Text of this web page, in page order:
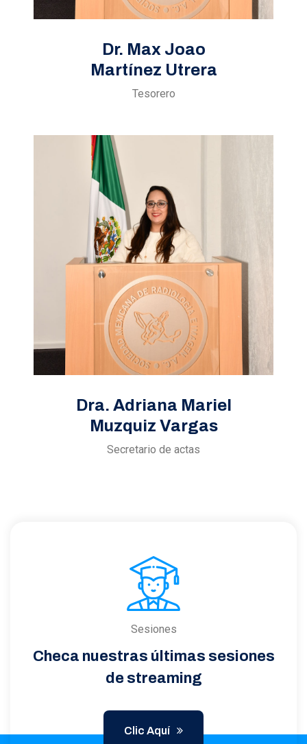
Dr. Max Joao
Martínez Utrera
Tesorero
Dra. Adriana Mariel
Muzquiz Vargas
Secretario de actas
Sesiones
Checa nuestras últimas sesiones
de streaming
Clic Aquí